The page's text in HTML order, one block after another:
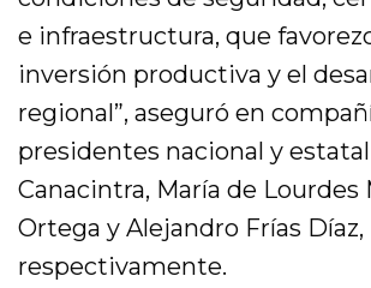
e infraestructura, que
inversión productiva y el
regional”, aseguró en
presidentes nacional y
Canacintra, María de Lourdes
Ortega y Alejandro Frías Díaz,
respectivamente.